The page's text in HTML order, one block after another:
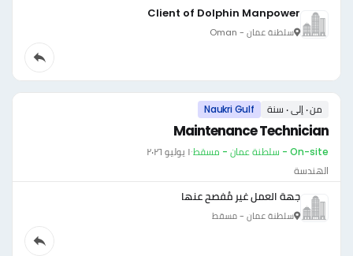
Client of Dolphin Manpower
سلطنة عمان - Oman
من ٠ إلى ٠ سنة Naukri Gulf
Maintenance Technician
On-site - سلطنة عمان - مسقط ·١ يوليو ٢٠٢٦
الهندسة
جهة العمل غير مُفصح عنها
سلطنة عمان - مسقط